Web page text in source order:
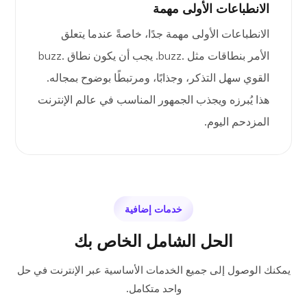
الانطباعات الأولى مهمة
الانطباعات الأولى مهمة جدًا، خاصةً عندما يتعلق
الأمر بنطاقات مثل .buzz. يجب أن يكون نطاق .buzz
القوي سهل التذكر، وجذابًا، ومرتبطًا بوضوح بمجاله.
هذا يُبرزه ويجذب الجمهور المناسب في عالم الإنترنت
المزدحم اليوم.
خدمات إضافية
الحل الشامل الخاص بك
يمكنك الوصول إلى جميع الخدمات الأساسية عبر الإنترنت في حل
واحد متكامل.